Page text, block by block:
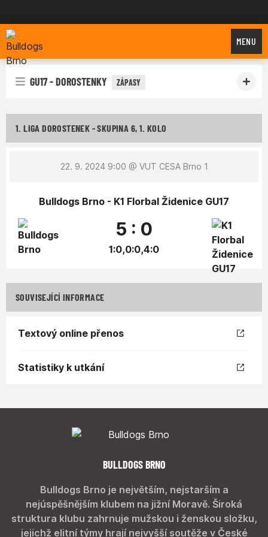
Bulldogs Brno
MENU
GU17 - DOROSTENKY ZÁPASY
1. LIGA DOROSTENEK - SKUPINA 6, 1. KOLO
22. 9. 2024 9:00 @ VUT CESA Brno 1
Bulldogs Brno - K1 Florbal Židenice GU17
5 : 0
1:0,0:0,4:0
SOUVISEJÍCÍ INFORMACE
Textový online přenos
Statistiky k utkání
BULLDOGS BRNO
Bulldogs Brno je největším, nejstarším a
nejúspěšnějším klubem na jižní Moravě. Široká
struktura klubu zahrnuje mužskou i ženskou složku,
jejichž elitní týmy hrají nejvyšší soutěže v České